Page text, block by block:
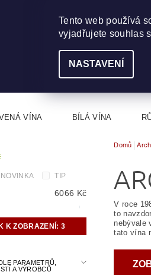
VÍNA BÍLÁ VÍNA
ROZCESTNÍK VÍN
NOVINKA TIP
6066 Kč
K ZOBRAZENÍ: 3
PARAMETRŮ,
A VÝROBCŮ
Domů
V roce
to
nebývale
tato vína
Tento web používá
vyjadřujete souhlas
NASTAVENÍ